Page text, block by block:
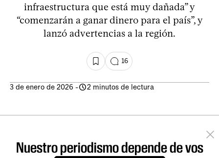
infraestructura que está muy dañada” y
“comenzarán a ganar dinero para el país”, y
lanzó advertencias a la región.
16
3 de enero de 2026 - 2 minutos de lectura
Nuestro periodismo depende de vos